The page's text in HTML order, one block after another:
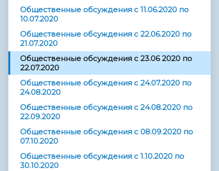
Общественные обсуждения с 11.06.2020 по
10.07.2020
Общественные обсуждения с 22.06.2020 по
21.07.2020
Общественные обсуждения с 23.06 2020 по
22.07.2020
Общественные обсуждения с 24.07.2020 по
24.08.2020
Общественные обсуждения с 24.08.2020 по
22.09.2020
Общественные обсуждения с 08.09.2020 по
07.10.2020
Общественные обсуждения с 1.10.2020 по
30.10.2020